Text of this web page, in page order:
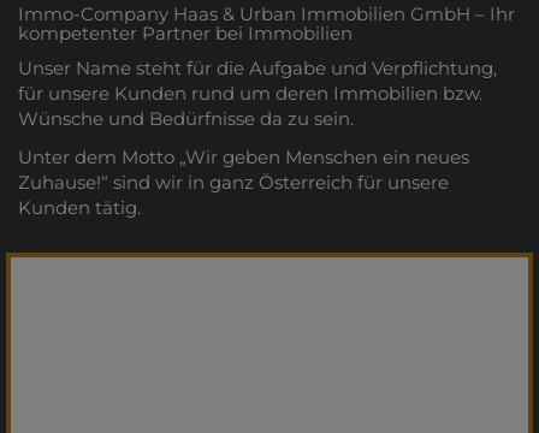
Immo-Company Haas & Urban Immobilien GmbH – Ihr
kompetenter Partner bei Immobilien
Unser Name steht für die Aufgabe und Verpflichtung,
für unsere Kunden rund um deren Immobilien bzw.
Wünsche und Bedürfnisse da zu sein.
Unter dem Motto „Wir geben Menschen ein neues
Zuhause!“ sind wir in ganz Österreich für unsere
Kunden tätig.